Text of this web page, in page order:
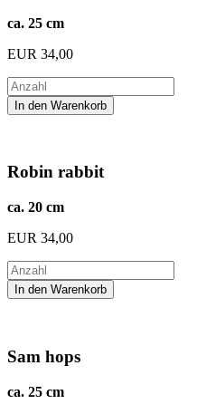
ca. 25 cm
EUR 34,00
Robin rabbit
ca. 20 cm
EUR 34,00
Sam hops
ca. 25 cm